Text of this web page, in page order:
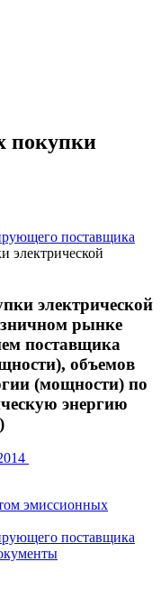
покупки
поставщика
электрической
электрической
рынке
поставщика
объемов
(мощности) по
энергию
эмиссионных
поставщика